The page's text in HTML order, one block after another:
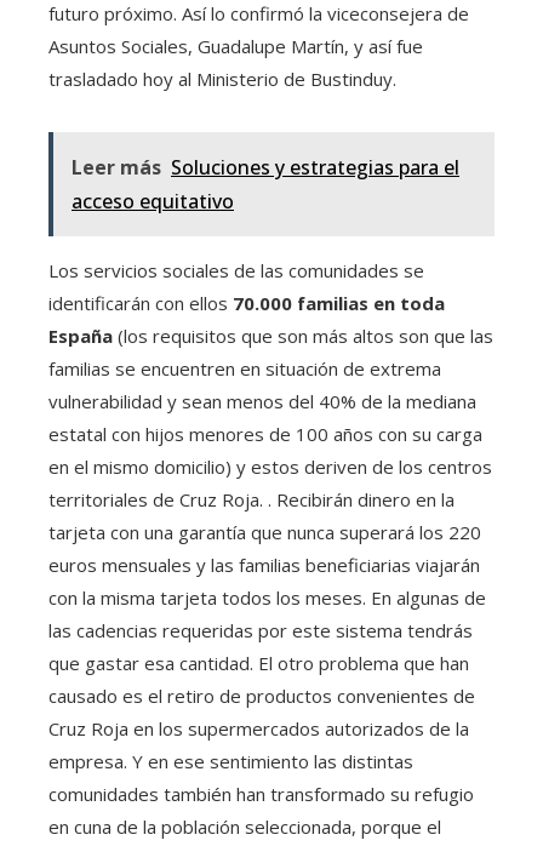
futuro próximo. Así lo confirmó la viceconsejera de
Asuntos Sociales, Guadalupe Martín, y así fue
trasladado hoy al Ministerio de Bustinduy.
Leer más Soluciones y estrategias para el
acceso equitativo
Los servicios sociales de las comunidades se
identificarán con ellos 70.000 familias en toda
España (los requisitos que son más altos son que las
familias se encuentren en situación de extrema
vulnerabilidad y sean menos del 40% de la mediana
estatal con hijos menores de 100 años con su carga
en el mismo domicilio) y estos deriven de los centros
territoriales de Cruz Roja. . Recibirán dinero en la
tarjeta con una garantía que nunca superará los 220
euros mensuales y las familias beneficiarias viajarán
con la misma tarjeta todos los meses. En algunas de
las cadencias requeridas por este sistema tendrás
que gastar esa cantidad. El otro problema que han
causado es el retiro de productos convenientes de
Cruz Roja en los supermercados autorizados de la
empresa. Y en ese sentimiento las distintas
comunidades también han transformado su refugio
en cuna de la población seleccionada, porque el